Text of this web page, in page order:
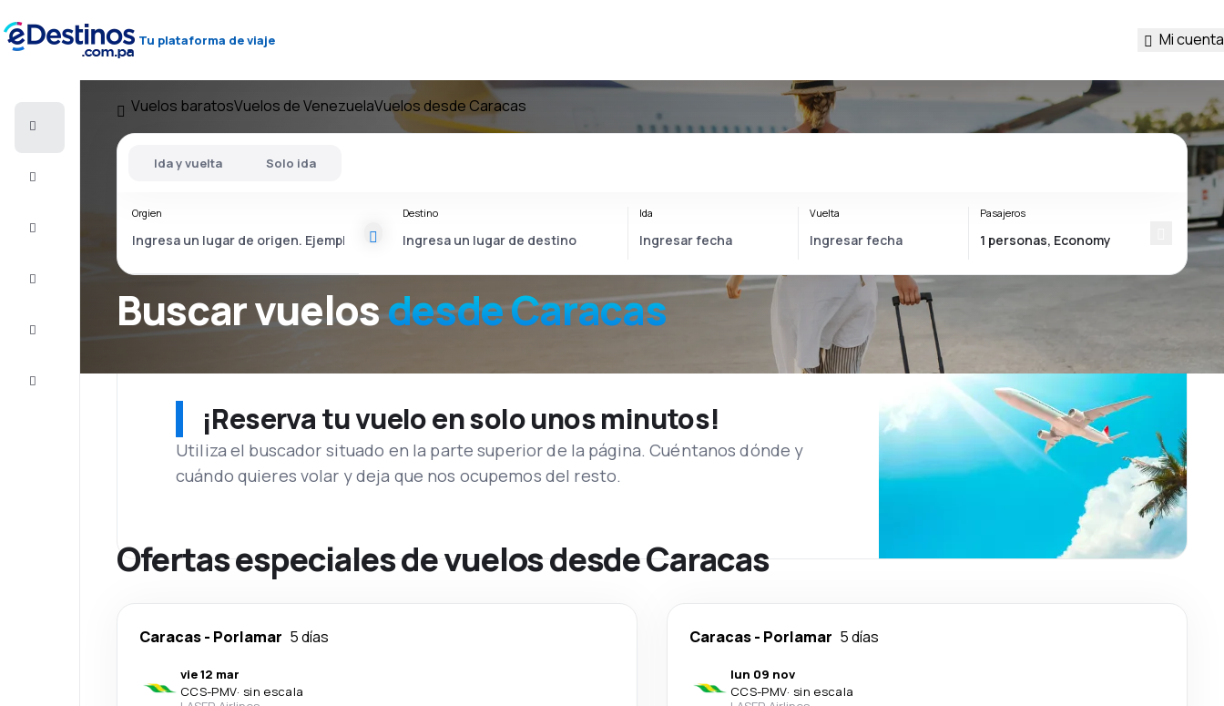
Tu plataforma de viaje Mi cuenta
Atención
Vuelos baratosVuelos de VenezuelaVuelos desde Caracas
Buscar vuelosdesde Caracas
Ida y vuelta Solo ida
Orgien Destino Ida Vuelta Pasajeros
¡Reserva tu vuelo en solo unos minutos!
Utiliza el buscador situado en la parte superior de la página. Cuéntanos dónde y
cuándo quieres volar y deja que nos ocupemos del resto.
Ofertas especiales de vuelos desde Caracas
Caracas- Porlamar 5 días
vie 12 mar
CCS-PMV· sin escala
Caracas- Porlamar 5 días
lun 09 nov
CCS-PMV· sin escala